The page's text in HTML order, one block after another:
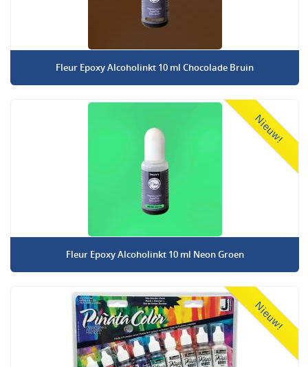
Fleur Epoxy Alcoholinkt 10 ml Chocolade Bruin
Nieuw!
Fleur Epoxy Alcoholinkt 10 ml Neon Groen
Nieuw!